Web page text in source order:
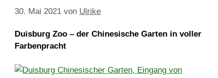
30. Mai 2021 von Ulrike
Duisburg Zoo – der Chinesische Garten in voller
Farbenpracht